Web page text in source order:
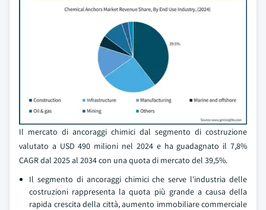
Il mercato di ancoraggi chimici dal segmento di costruzione
valutato a USD 490 milioni nel 2024 e ha guadagnato il 7,8%
CAGR dal 2025 al 2034 con una quota di mercato del 39,5%.
Il segmento di ancoraggi chimici che serve l'industria delle
costruzioni rappresenta la quota più grande a causa della
rapida crescita della città, aumento immobiliare commerciale